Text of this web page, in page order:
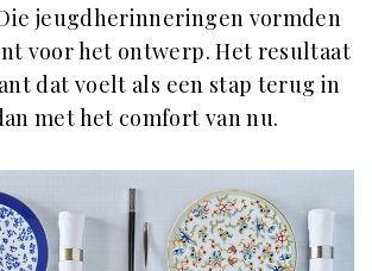
jeugdherinneringen vormden
voor het ontwerp. Het resultaat
dat voelt als een stap terug in
met het comfort van nu.